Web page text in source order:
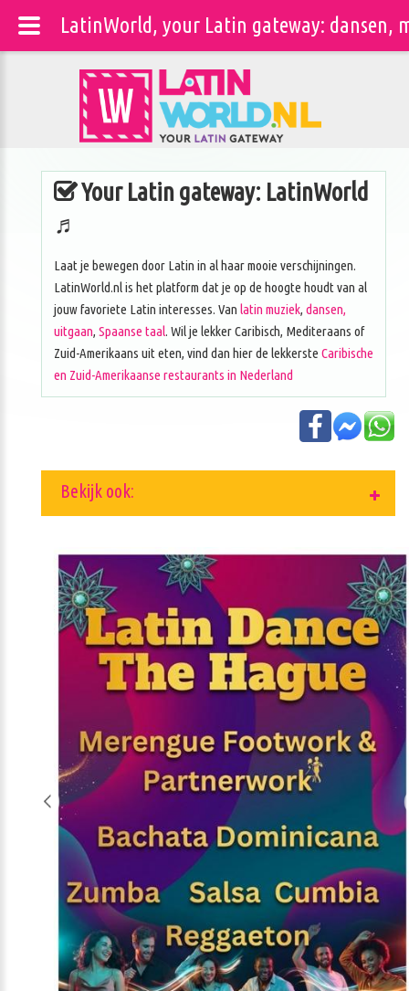
Your Latin gateway: LatinWorld
♬
Laat je bewegen door Latin in al haar mooie verschijningen.
LatinWorld.nl is het platform dat je op de hoogte houdt van al
jouw favoriete Latin interesses. Van latin muziek, dansen,
uitgaan, Spaanse taal. Wil je lekker Caribisch, Mediteraans of
Zuid-Amerikaans uit eten, vind dan hier de lekkerste Caribische
en Zuid-Amerikaanse restaurants in Nederland
Bekijk ook:
LatinWorld, your Latin gateway: dansen,